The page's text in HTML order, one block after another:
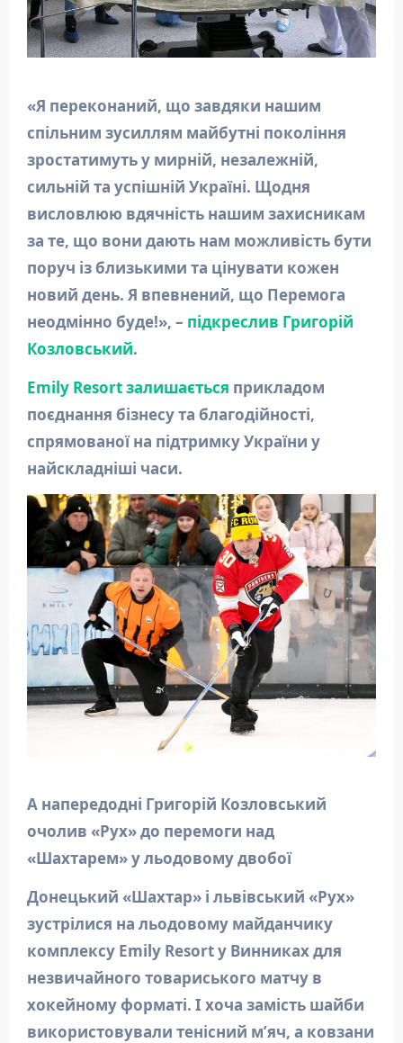
«Я переконаний, що завдяки нашим
спільним зусиллям майбутні покоління
зростатимуть у мирній, незалежній,
сильній та успішній Україні. Щодня
висловлюю вдячність нашим захисникам
за те, що вони дають нам можливість бути
поруч із близькими та цінувати кожен
новий день. Я впевнений, що Перемога
неодмінно буде!», – підкреслив Григорій
Козловський.
Emily Resort залишається прикладом
поєднання бізнесу та благодійності,
спрямованої на підтримку України у
найскладніші часи.
А напередодні Григорій Козловський
очолив «Рух» до перемоги над
«Шахтарем» у льодовому двобої
Донецький «Шахтар» і львівський «Рух»
зустрілися на льодовому майданчику
комплексу Emily Resort у Винниках для
незвичайного товариського матчу в
хокейному форматі. І хоча замість шайби
використовували тенісний м’яч, а ковзани